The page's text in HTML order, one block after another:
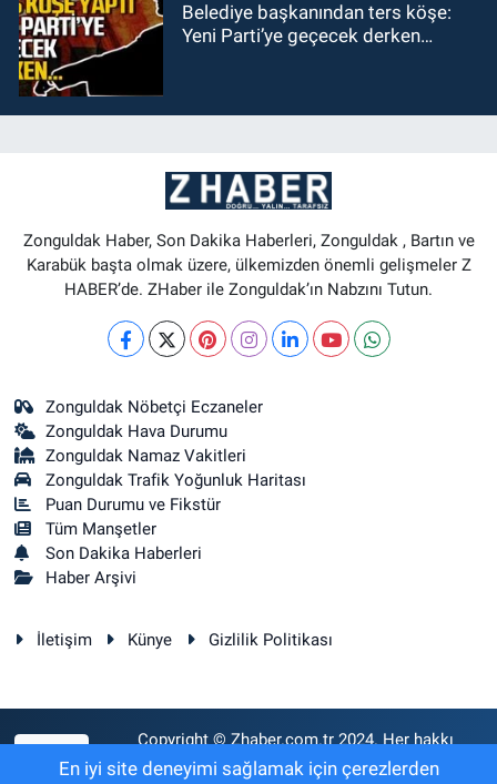
Belediye başkanından ters köşe:
Yeni Parti’ye geçecek derken…
Zonguldak Haber, Son Dakika Haberleri, Zonguldak , Bartın ve
Karabük başta olmak üzere, ülkemizden önemli gelişmeler Z
HABER’de. ZHaber ile Zonguldak’ın Nabzını Tutun.
Zonguldak Nöbetçi Eczaneler
Zonguldak Hava Durumu
Zonguldak Namaz Vakitleri
Zonguldak Trafik Yoğunluk Haritası
Puan Durumu ve Fikstür
Tüm Manşetler
Son Dakika Haberleri
Haber Arşivi
İletişim Künye Gizlilik Politikası
Copyright © Zhaber.com.tr 2024. Her hakkı
saklıdır.
En iyi site deneyimi sağlamak için çerezlerden